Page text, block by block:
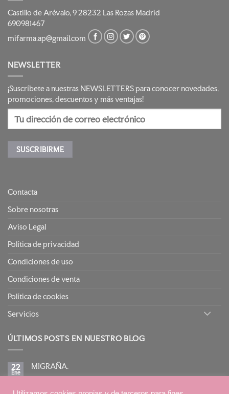
Castillo de Arévalo, 9 28232 Las Rozas Madrid
690981467
mifarma.ap@gmail.com
NEWSLETTER
¡Suscríbete a nuestras NEWSLETTERS para conocer novedades,
promociones, descuentos y más ventajas!
Contacta
Sobre nosotras
Aviso Legal
Política de privacidad
Condiciones de uso
Condiciones de venta
Política de cookies
Servicios
ÚLTIMOS POSTS EN NUESTRO BLOG
22
Ene
MIGRAÑA.
No
en